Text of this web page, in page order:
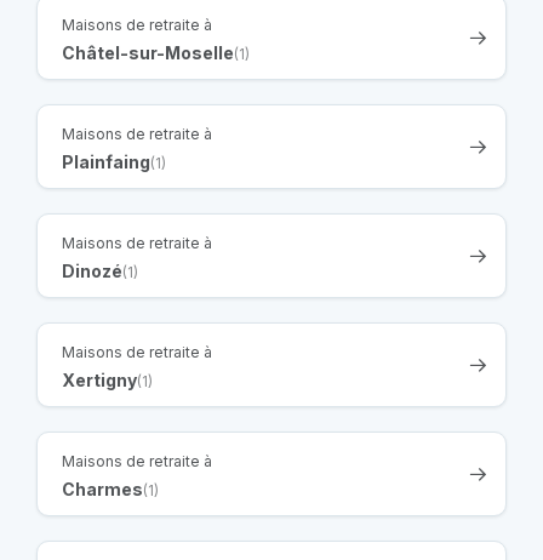
Maisons de retraite à
Châtel-sur-Moselle(1)
Maisons de retraite à
Plainfaing(1)
Maisons de retraite à
Dinozé(1)
Maisons de retraite à
Xertigny(1)
Maisons de retraite à
Charmes(1)